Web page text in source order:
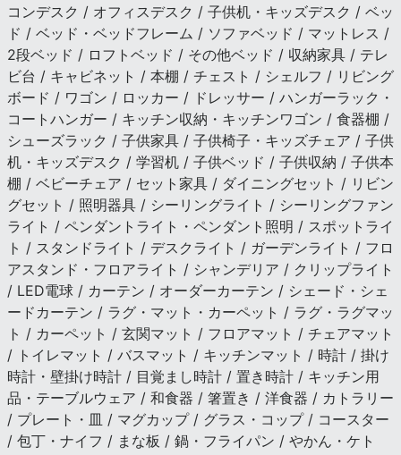
コンデスク / オフィスデスク / 子供机・キッズデスク / ベッ
ド / ベッド・ベッドフレーム / ソファベッド / マットレス /
2段ベッド / ロフトベッド / その他ベッド / 収納家具 / テレ
ビ台 / キャビネット / 本棚 / チェスト / シェルフ / リビング
ボード / ワゴン / ロッカー / ドレッサー / ハンガーラック・
コートハンガー / キッチン収納・キッチンワゴン / 食器棚 /
シューズラック / 子供家具 / 子供椅子・キッズチェア / 子供
机・キッズデスク / 学習机 / 子供ベッド / 子供収納 / 子供本
棚 / ベビーチェア / セット家具 / ダイニングセット / リビン
グセット / 照明器具 / シーリングライト / シーリングファン
ライト / ペンダントライト・ペンダント照明 / スポットライ
ト / スタンドライト / デスクライト / ガーデンライト / フロ
アスタンド・フロアライト / シャンデリア / クリップライト
/ LED電球 / カーテン / オーダーカーテン / シェード・シェ
ードカーテン / ラグ・マット・カーペット / ラグ・ラグマッ
ト / カーペット / 玄関マット / フロアマット / チェアマット
/ トイレマット / バスマット / キッチンマット / 時計 / 掛け
時計・壁掛け時計 / 目覚まし時計 / 置き時計 / キッチン用
品・テーブルウェア / 和食器 / 箸置き / 洋食器 / カトラリー
/ プレート・皿 / マグカップ / グラス・コップ / コースター
/ 包丁・ナイフ / まな板 / 鍋・フライパン / やかん・ケト